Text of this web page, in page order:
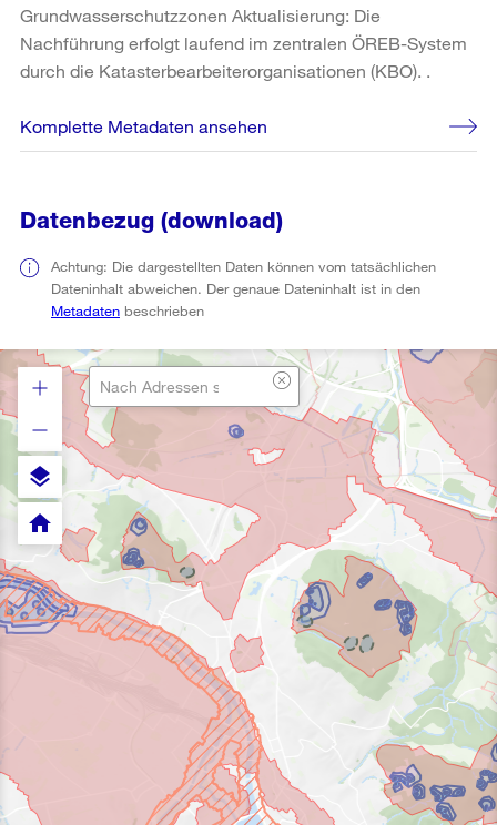
Grundwasserschutzzonen Aktualisierung: Die
Nachführung erfolgt laufend im zentralen ÖREB-System
durch die Katasterbearbeiterorganisationen (KBO). .
Komplette Metadaten ansehen
Datenbezug (download)
Achtung: Die dargestellten Daten können vom tatsächlichen
Dateninhalt abweichen. Der genaue Dateninhalt ist in den
Metadaten beschrieben
layers
home